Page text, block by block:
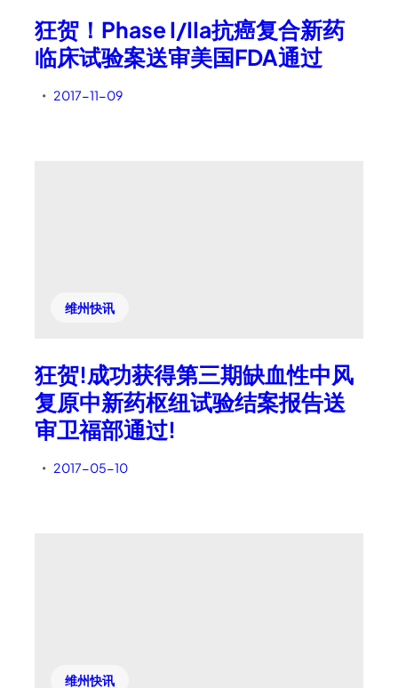
狂贺！Phase I/IIa抗癌复合新药
临床试验案送审美国FDA通过
• 2017-11-09
维州快讯
狂贺!成功获得第三期缺血性中风
复原中新药枢纽试验结案报告送
审卫福部通过!
• 2017-05-10
维州快讯